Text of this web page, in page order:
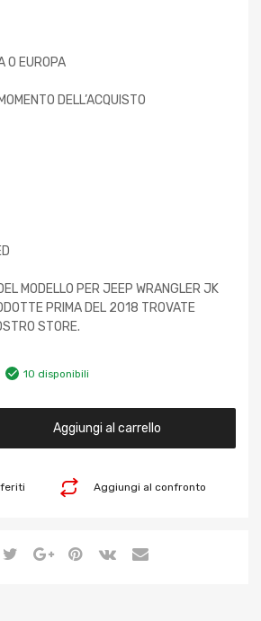
O EUROPA
DELL’ACQUISTO
MODELLO PER JEEP WRANGLER JK
PRIMA DEL 2018 TROVATE
STORE.
10 disponibili
Aggiungi al carrello
Aggiungi al confronto